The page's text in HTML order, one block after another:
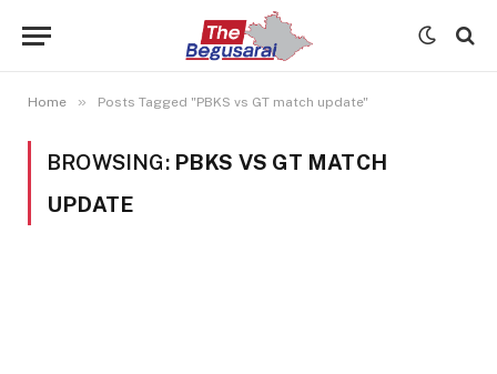
Home » Posts Tagged "PBKS vs GT match update"
BROWSING: PBKS VS GT MATCH
UPDATE